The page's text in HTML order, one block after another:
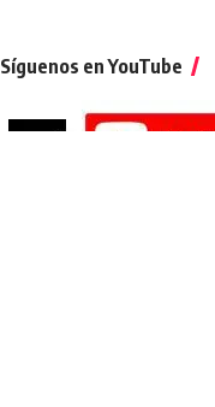
Síguenos en YouTube